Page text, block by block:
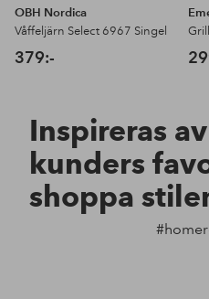
OBH Nordica
Våffeljärn Select 6967 Singel
379:-
Inspireras
kunders
shoppa